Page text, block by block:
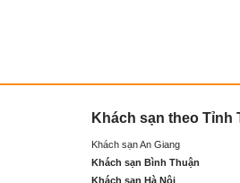
Khách sạn theo Tỉnh
Khách sạn An Giang
Khách sạn Bình Thuận
Khách sạn Hà Nội